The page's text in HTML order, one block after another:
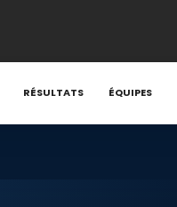
RÉSULTATS ÉQUIPES